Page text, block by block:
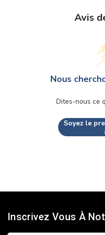
Avis
Nous
Dites-nous ce
Soyez le
Inscrivez Vous À